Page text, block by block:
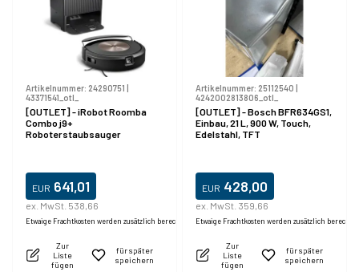
Artikelnummer: 24290751 |
43371541_otl_
[OUTLET] - iRobot Roomba
Combo j9+
Roboterstaubsauger
EUR 641,01
ex. MwSt. 538,66
Etwaige Frachtkosten werden zusätzlich berechnet.
Zur
Liste
fügen
für später
speichern
Artikelnummer: 25112540 |
4242002813806_otl_
[OUTLET] - Bosch BFR634GS1,
Einbau, 21 L, 900 W, Touch,
Edelstahl, TFT
EUR 428,00
ex. MwSt. 359,66
Etwaige Frachtkosten werden zusätzlich
Zur
Liste
fügen
für später
speichern